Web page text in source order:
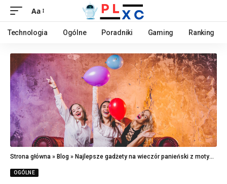
Aa
Technologia Ogólne Poradniki Gaming Ranking
Strona główna » Blog » Najlepsze gadżety na wieczór panieński z motywem biżuterii
OGÓLNE